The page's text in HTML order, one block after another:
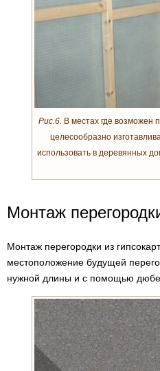
Рис.6. В местах где возможен
целесообразно
использовать в деревянных
Монтаж
Монтаж перегородки из
местоположение будущей
нужной длины и с помощью